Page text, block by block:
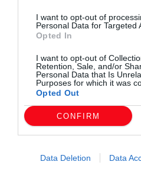
I want to opt-out of
Personal Data for Targeted
Opted In
I want to opt-out of
Retention, Sale, and/or
Personal Data that Is
Purposes for which it was
Opted Out
CONFIRM
Data Deletion Data
Τοπικά Νέα
Εφοδιασμένα με